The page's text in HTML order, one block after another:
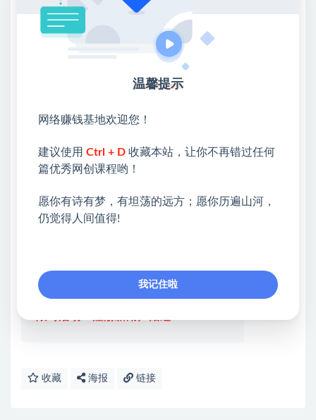
9_第七节课:上传发布封面标题.mp4
10第八节课:如何快速起号.mp4
飞书教程(看这里)包含所有视频课.txt
*提示本文仅为介绍，不构成任何收益承诺，变现效果
因人而异，需结合自身努力与实操，合理运用所学内
容，同时严格遵守平台相关规则与相关法律法规*
💖课程资料【免费】领取教程💖
③：点击右上方【登录】领取
收藏 海报 链接
温馨提示
网络赚钱基地欢迎您！
建议使用 Ctrl + D 收藏本站，让你不再错过任何
篇优秀网创课程哟！
愿你有诗有梦，有坦荡的远方；愿你历遍山河，
仍觉得人间值得!
我记住啦